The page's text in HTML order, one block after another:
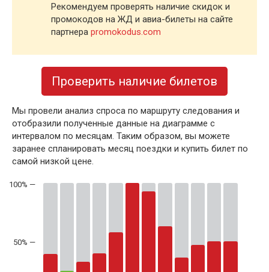
Рекомендуем проверять наличие скидок и
промокодов на ЖД и авиа-билеты на сайте
партнера promokodus.com
Проверить наличие билетов
Мы провели анализ спроса по маршруту следования и
отобразили полученные данные на диаграмме с
интервалом по месяцам. Таким образом, вы можете
заранее спланировать месяц поездки и купить билет по
самой низкой цене.
50% —